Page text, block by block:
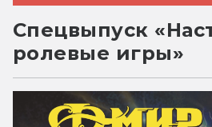
Спецвыпуск
ролевые игры»